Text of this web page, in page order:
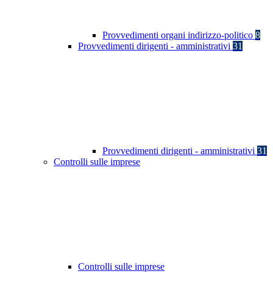
Provvedimenti organi indirizzo-politico 8
Provvedimenti dirigenti - amministrativi 31
Provvedimenti dirigenti - amministrativi 31
Controlli sulle imprese
Controlli sulle imprese